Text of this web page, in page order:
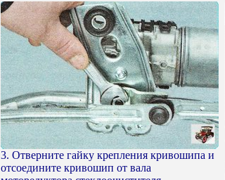
3. Отверните гайку крепления кривошипа и
отсоедините кривошип от вала